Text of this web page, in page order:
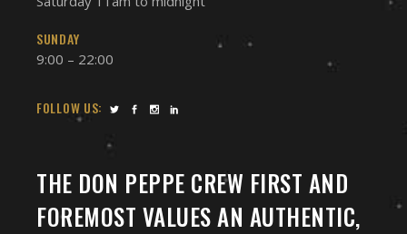
SUNDAY
9:00 – 22:00
FOLLOW US:
THE DON PEPPE CREW FIRST AND
FOREMOST VALUES AN AUTHENTIC,